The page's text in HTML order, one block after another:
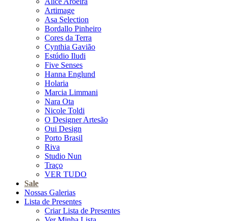
Artimage
Asa Selection
Bordallo Pinheiro
Cores da Terra
Cynthia Gavião
Estúdio Iludi
Five Senses
Hanna Englund
Holaria
Marcia Limmani
Nara Ota
Nicole Toldi
O Designer Artesão
Oui Design
Porto Brasil
Riva
Studio Nun
Traço
VER TUDO
Sale
Nossas Galerias
Lista de Presentes
Criar Lista de Presentes